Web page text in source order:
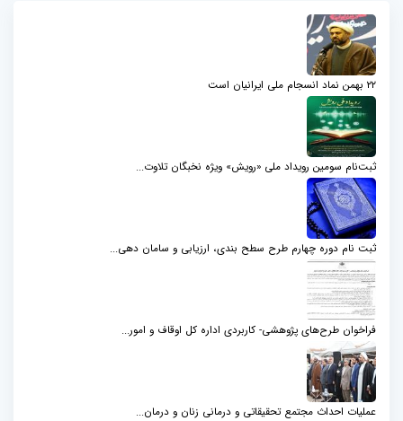
۲۲ بهمن نماد انسجام ملی ایرانیان است
ثبت‌نام سومین رویداد ملی «رویش» ویژه نخبگان تلاوت...
ثبت نام دوره چهارم طرح سطح بندی، ارزیابی و سامان دهی...
فراخوان طرح‌های پژوهشی- کاربردی اداره کل اوقاف و امور...
عملیات احداث مجتمع تحقیقاتی و درمانی زنان و درمان...